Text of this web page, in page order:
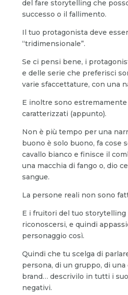
del fare storytelling che
successo o il fallimento.
Il tuo protagonista deve
“tridimensionale”.
Se ci pensi bene, i
e delle serie che preferisci
varie sfaccettature, con una
E inoltre sono
caratterizzati (appunto).
Non è più tempo per una
buono è solo buono, fa cose
cavallo bianco e finisce il
una macchia di fango o, dio
sangue.
La persone reali non sono
E i fruitori del tuo
riconoscersi, e quindi
personaggio così.
Quindi che tu scelga di
persona, di un gruppo, di una
brand… descrivilo in tutti i
negativi.